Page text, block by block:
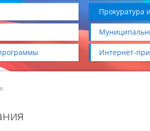
Прокуратура
Интернет-